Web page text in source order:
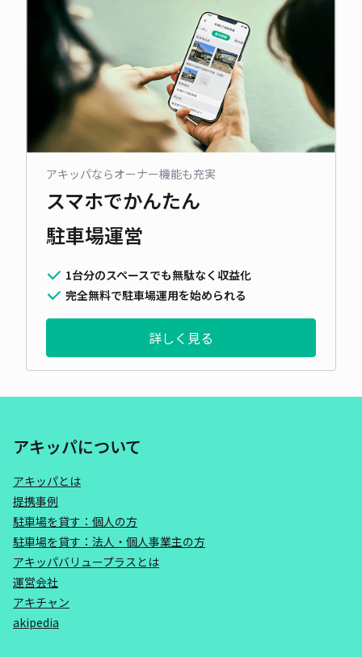
アキッパならオーナー機能も充実
スマホでかんたん
駐車場運営
1台分のスペースでも無駄なく収益化
完全無料で駐車場運用を始められる
詳しく見る
アキッパについて
アキッパとは
提携事例
駐車場を貸す：個人の方
駐車場を貸す：法人・個人事業主の方
アキッパバリュープラスとは
運営会社
アキチャン
akipedia